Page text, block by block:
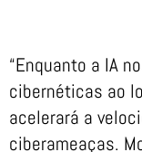
“Enquanto a IA
cibernéticas ao
acelerará a
ciberameaças.